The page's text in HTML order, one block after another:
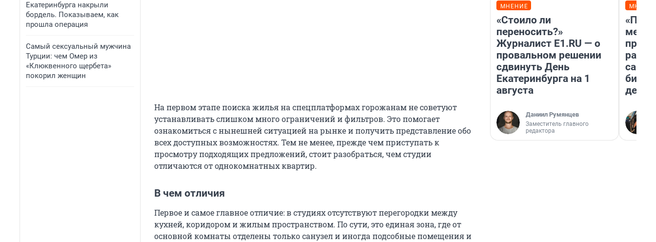
Екатеринбурга накрыли
бордель. Показываем, как
прошла операция
Самый сексуальный мужчина
Турции: чем Омер из
«Клюквенного щербета»
покорил женщин
На первом этапе поиска жилья на спецплатформах горожанам не советуют
устанавливать слишком много ограничений и фильтров. Это помогает
ознакомиться с нынешней ситуацией на рынке и получить представление обо
всех доступных возможностях. Тем не менее, прежде чем приступать к
просмотру подходящих предложений, стоит разобраться, чем студии
отличаются от однокомнатных квартир.
В чем отличия
Первое и самое главное отличие: в студиях отсутствуют перегородки между
кухней, коридором и жилым пространством. По сути, это единая зона, где от
основной комнаты отделены только санузел и иногда подсобные помещения и
МНЕНИЕ
«Стоило ли
переносить?»
Журналист E1.RU — о
провальном решении
сдвинуть День
Екатеринбурга на 1
августа
Даниил Румянцев
Заместитель главного
редактора